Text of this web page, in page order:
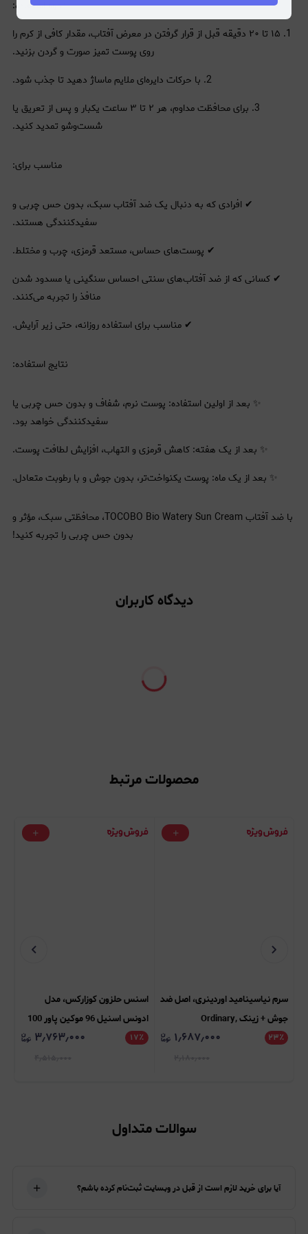
نحوه استفاده:
1. ۱۵ تا ۲۰ دقیقه قبل از قرار گرفتن در معرض آفتاب، مقدار کافی از کرم را
روی پوست تمیز صورت و گردن بزنید.
2. با حرکات دایره‌ای ملایم ماساژ دهید تا جذب شود.
3. برای محافظت مداوم، هر ۲ تا ۳ ساعت یکبار و پس از تعریق یا
شست‌وشو تمدید کنید.
مناسب برای:
✔ افرادی که به دنبال یک ضد آفتاب سبک، بدون حس چربی و
سفیدکنندگی هستند.
✔ پوست‌های حساس، مستعد قرمزی، چرب و مختلط.
✔ کسانی که از ضد آفتاب‌های سنتی احساس سنگینی یا مسدود شدن
منافذ را تجربه می‌کنند.
✔ مناسب برای استفاده روزانه، حتی زیر آرایش.
نتایج استفاده:
✨ بعد از اولین استفاده: پوست نرم، شفاف و بدون حس چربی یا
سفیدکنندگی خواهد بود.
✨ بعد از یک هفته: کاهش قرمزی و التهاب، افزایش لطافت پوست.
✨ بعد از یک ماه: پوست یکنواخت‌تر، بدون جوش و با رطوبت متعادل.
با ضد آفتاب TOCOBO Bio Watery Sun Cream، محافظتی سبک، مؤثر و
بدون حس چربی را تجربه کنید!
دیدگاه کاربران
محصولات مرتبط
سرم نیاسینامید اوردینری، اصل ضد
جوش + زینک Ordinary,
Niacinamide 10% + Zinc 1%
۲۳٪ ۱٫۶۸۷٫۰۰۰
اسنس حلزون کوزارکس، مدل
ادونس اسنیل 96 موکین پاور 100
میل Cosrx, Advanced Snail 96۱۷٪ ۳٫۷۶۳٫۰۰۰
سوالات متداول
آیا برای خرید لازم است از قبل در وبسایت ثبت‌نام کرده باشم؟